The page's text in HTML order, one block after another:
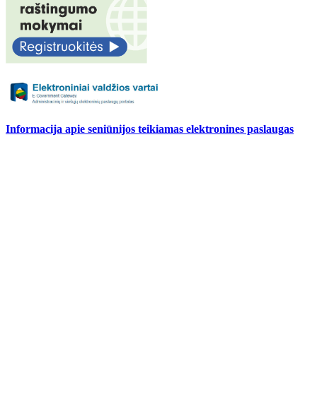
Informacija apie seniūnijos teikiamas elektronines paslaugas